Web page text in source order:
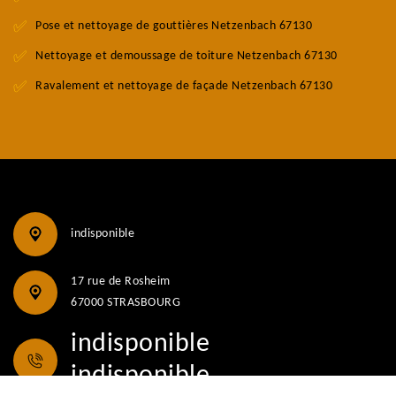
Pose et nettoyage de gouttières Netzenbach 67130
Nettoyage et demoussage de toiture Netzenbach 67130
Ravalement et nettoyage de façade Netzenbach 67130
indisponible
17 rue de Rosheim
67000 STRASBOURG
indisponible
indisponible